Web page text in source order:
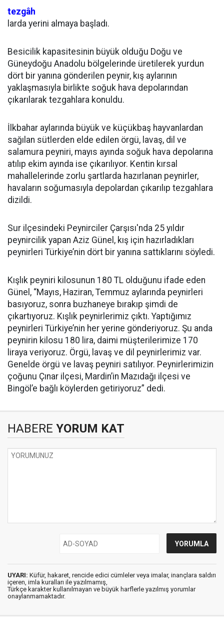
tezgâh
larda yerini almaya başladı.
Besicilik kapasitesinin büyük olduğu Doğu ve
Güneydoğu Anadolu bölgelerinde üretilerek yurdun
dört bir yanına gönderilen peynir, kış aylarının
yaklaşmasıyla birlikte soğuk hava depolarından
çıkarılarak tezgahlara konuldu.
İlkbahar aylarında büyük ve küçükbaş hayvanlardan
sağılan sütlerden elde edilen örgü, lavaş, dil ve
salamura peyniri, mayıs ayında soğuk hava depolarına
atılıp ekim ayında ise çıkarılıyor. Kentin kırsal
mahallelerinde zorlu şartlarda hazırlanan peynirler,
havaların soğumasıyla depolardan çıkarılıp tezgahlara
dizildi.
Sur ilçesindeki Peynirciler Çarşısı'nda 25 yıldır
peynircilik yapan Aziz Günel, kış için hazırladıkları
peynirleri Türkiye’nin dört bir yanına sattıklarını söyledi.
Kışlık peyniri kilosunun 180 TL olduğunu ifade eden
Günel, “Mayıs, Haziran, Temmuz aylarında peynirleri
basıyoruz, sonra buzhaneye bırakıp şimdi de
çıkartıyoruz. Kışlık peynirlerimiz çıktı. Yaptığımız
peynirleri Türkiye’nin her yerine gönderiyoruz. Şu anda
peynirin kilosu 180 lira, daimi müşterilerimize 170
liraya veriyoruz. Örgü, lavaş ve dil peynirlerimiz var.
Genelde örgü ve lavaş peyniri satılıyor. Peynirlerimizin
çoğunu Çınar ilçesi, Mardin’in Mazıdağı ilçesi ve
Bingöl’e bağlı köylerden getiriyoruz” dedi.
HABERE YORUM KAT
UYARI: Küfür, hakaret, rencide edici cümleler veya imalar, inançlara saldırı
içeren, imla kuralları ile yazılmamış,
Türkçe karakter kullanılmayan ve büyük harflerle yazılmış yorumlar
onaylanmamaktadır.